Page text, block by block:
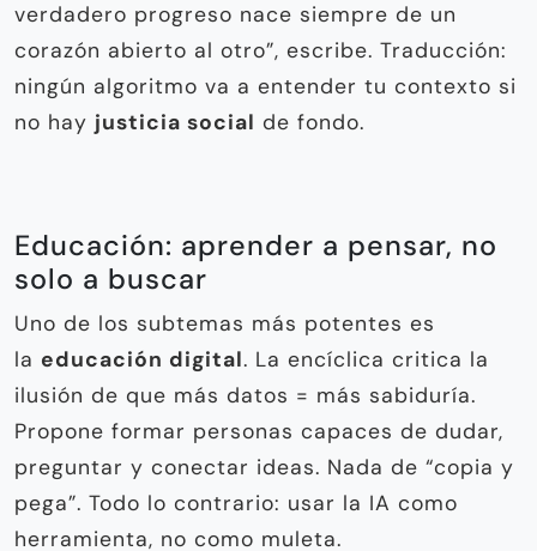
verdadero progreso nace siempre de un
corazón abierto al otro”, escribe. Traducción:
ningún algoritmo va a entender tu contexto si
no hay justicia social de fondo.
Educación: aprender a pensar, no
solo a buscar
Uno de los subtemas más potentes es
la educación digital. La encíclica critica la
ilusión de que más datos = más sabiduría.
Propone formar personas capaces de dudar,
preguntar y conectar ideas. Nada de “copia y
pega”. Todo lo contrario: usar la IA como
herramienta, no como muleta.